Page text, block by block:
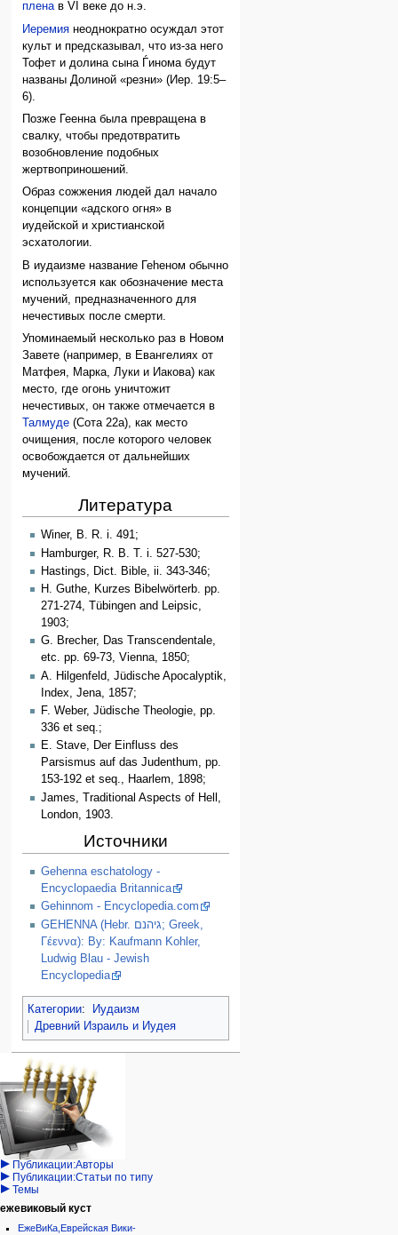
пленав VI веке до н.э.
Иеремия неоднократно осуждал этот
культ и предсказывал, что из-за него
Тофет и долина сына Ѓинома будут
названы Долиной «резни» (Иер. 19:5–
6).
Позже Геенна была превращена в
свалку, чтобы предотвратить
возобновление подобных
жертвоприношений.
Образ сожжения людей дал начало
концепции «адского огня» в
иудейской и христианской
эсхатологии.
В иудаизме название Геhеном обычно
используется как обозначение места
мучений, предназначенного для
нечестивых после смерти.
Упоминаемый несколько раз в Новом
Завете (например, в Евангелиях от
Матфея, Марка, Луки и Иакова) как
место, где огонь уничтожит
нечестивых, он также отмечается в
Талмуде (Сота 22а), как место
очищения, после которого человек
освобождается от дальнейших
мучений.
Литература
Winer, B. R. i. 491;
Hamburger, R. B. T. i. 527-530;
Hastings, Dict. Bible, ii. 343-346;
H. Guthe, Kurzes Bibelwörterb. pp.
271-274, Tübingen and Leipsic,
1903;
G. Brecher, Das Transcendentale,
etc. pp. 69-73, Vienna, 1850;
A. Hilgenfeld, Jüdische Apocalyptik,
Index, Jena, 1857;
F. Weber, Jüdische Theologie, pp.
336 et seq.;
E. Stave, Der Einfluss des
Parsismus auf das Judenthum, pp.
153-192 et seq., Haarlem, 1898;
James, Traditional Aspects of Hell,
London, 1903.
Источники
Gehenna eschatology -
Encyclopaedia Britannica
Gehinnom - Encyclopedia.com
GEHENNA (Hebr. גיהנם; Greek,
Γέεννα): By: Kaufmann Kohler,
Ludwig Blau - Jewish
Encyclopedia
Категории:
Иудаизм
Древний Израиль и Иудея
Навигация
персональные инструменты
войти
запрос
учётной
записи
категории
Израиль:Страна и
государство
Иудаизм
Народ
Проекты
Проекты/Участники/
дополнения
Публикации:Авторы
Публикации:Статьи по типу
Темы
ежевиковый куст
ЕжеВиКа,Еврейская Вики-